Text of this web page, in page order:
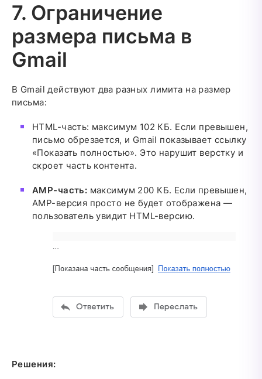
7. Ограничение
размера письма в
Gmail
В Gmail действуют два разных лимита на размер
письма:
HTML-часть: максимум 102 КБ. Если превышен,
письмо обрезается, и Gmail показывает ссылку
«Показать полностью». Это нарушит верстку и
скроет часть контента.
AMP-часть: максимум 200 КБ. Если превышен,
AMP-версия просто не будет отображена —
пользователь увидит HTML-версию.
Решения: